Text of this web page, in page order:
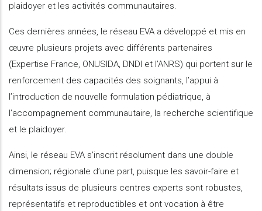
plaidoyer et les activités communautaires.
Ces dernières années, le réseau EVA a développé et mis en
œuvre plusieurs projets avec différents partenaires
(Expertise France, ONUSIDA, DNDI et l’ANRS) qui portent sur le
renforcement des capacités des soignants, l’appui à
l’introduction de nouvelle formulation pédiatrique, à
l’accompagnement communautaire, la recherche scientifique
et le plaidoyer.
Ainsi, le réseau EVA s’inscrit résolument dans une double
dimension; régionale d’une part, puisque les savoir-faire et
résultats issus de plusieurs centres experts sont robustes,
représentatifs et reproductibles et ont vocation à être